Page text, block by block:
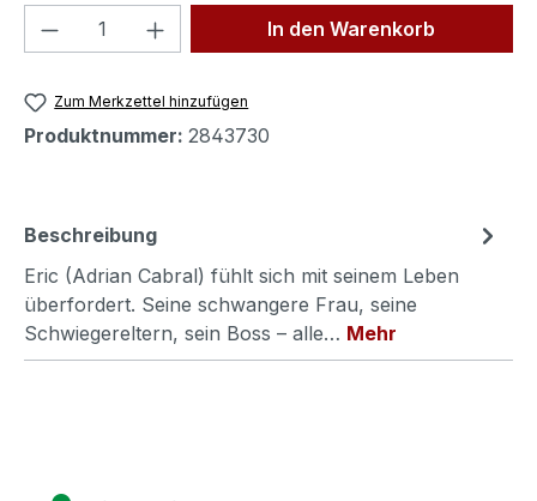
Produkt Anzahl: Gib denIn den Warenkorb
Zum Merkzettel hinzufügen
Produktnummer: 2843730
Beschreibung
Eric (Adrian Cabral) fühlt sich mit seinem Leben
überfordert. Seine schwangere Frau, seine
Schwiegereltern, sein Boss – alle… Mehr